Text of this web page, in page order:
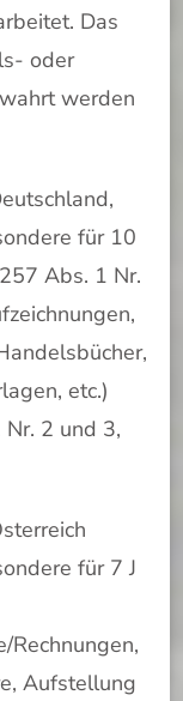
Das
oder
werden
für 10
Abs. 1 Nr.
etc.)
2 und 3,
für 7 J
Rechnungen,
Aufstellung